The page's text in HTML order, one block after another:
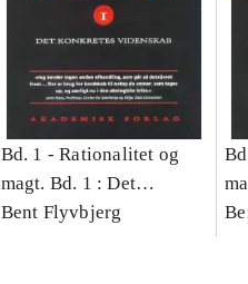
Bd. 1 -Rationalitet og
magt. Bd. 1 : Det
konkretes videnskab
Bent Flyvbjerg